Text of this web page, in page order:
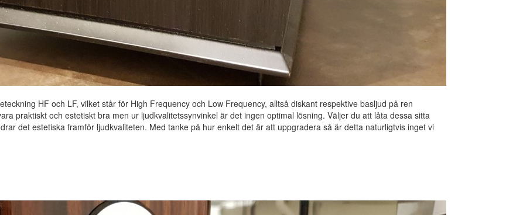
HF och LF, vilket står för High Frequency och Low Frequency, alltså diskant respektive basljud på ren
praktiskt och estetiskt bra men ur ljudkvalitetssynvinkel är det ingen optimal lösning. Väljer du att låta dessa sitta
det estetiska framför ljudkvaliteten. Med tanke på hur enkelt det är att uppgradera så är detta naturligtvis inget vi